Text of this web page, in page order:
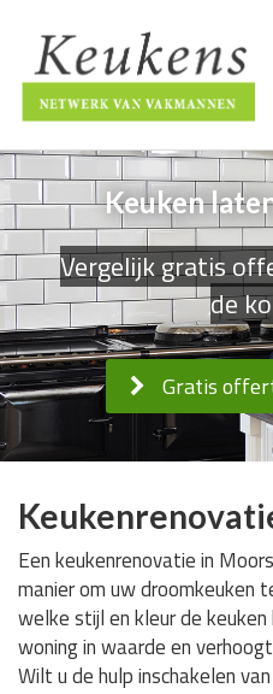
Keuken
Vergelijk gratis
de
Gratis
Een keukenrenovatie in
manier om uw droomkeuken
welke stijl en kleur de
woning in waarde en
Wilt u de hulp inschakelen